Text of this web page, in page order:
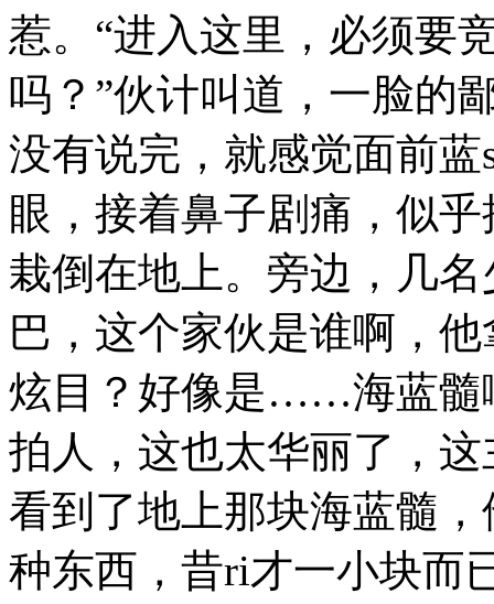
惹。“进入这里，必须要
吗？”伙计叫道，一脸的
没有说完，就感觉面前
眼，接着鼻子剧痛，似
栽倒在地上。旁边，几
巴，这个家伙是谁啊，
炫目？好像是……海蓝髓
拍人，这也太华丽了，
看到了地上那块海蓝髓
种东西，昔ri才一小块而